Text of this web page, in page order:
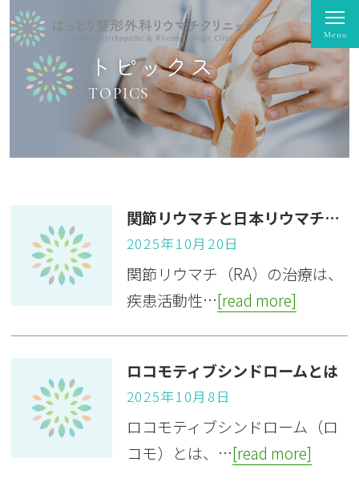
トピックス
TOPICS
関節リウマチと日本リウマチ学会の診療ガイドライン
2025年10月20日
関節リウマチ（RA）の治療は、
疾患活動性…[read more]
ロコモティブシンドロームとは
2025年10月8日
ロコモティブシンドローム（ロ
コモ）とは、…[read more]